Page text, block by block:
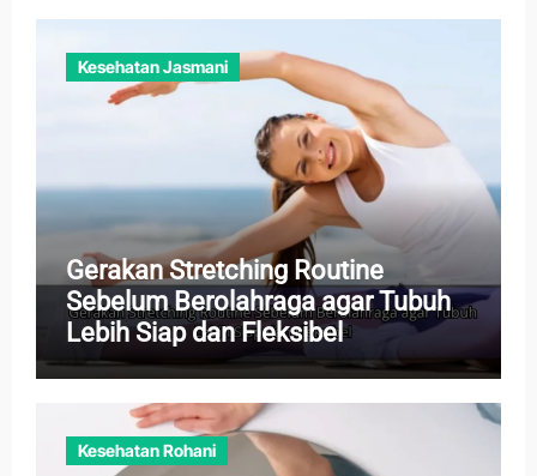
Kesehatan Jasmani
Gerakan Stretching Routine
Sebelum Berolahraga agar Tubuh
Lebih Siap dan Fleksibel
Kesehatan Rohani